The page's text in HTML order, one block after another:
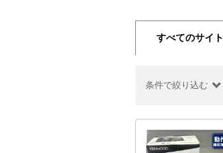
すべてのサイト
条件で絞り込む